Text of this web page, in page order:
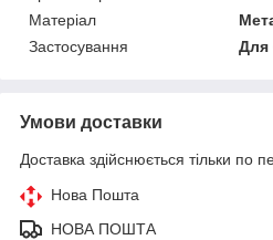
Матеріал
Застосування
Для
Умови доставки
Доставка здійснюється тільки по
Нова Пошта
НОВА ПОШТА